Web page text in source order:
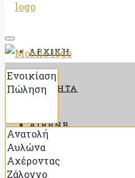
ΑΡΧΙΚΉ
ΑΚΊΝΗΤΑ
AIRBNB
ΑΝΑΖΉΤΗΣΗ